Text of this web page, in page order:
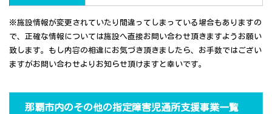
※施設情報が変更されていたり間違ってしまっている場合もありますの
で、正確な情報については施設へ直接お問い合わせ頂きますようお願い
致します。もし内容の相違にお気づき頂きましたら、お手数ではござい
ますがお問い合わせよりお知らせ頂けますと幸いです。
那覇市内のその他の指定障害児通所支援事業一覧